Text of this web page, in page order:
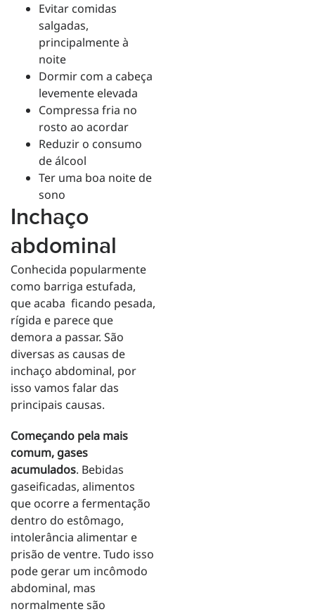
Evitar comidas
salgadas,
principalmente à
noite
Dormir com a cabeça
levemente elevada
Compressa fria no
rosto ao acordar
Reduzir o consumo
de álcool
Ter uma boa noite de
sono
Inchaço
abdominal
Conhecida popularmente
como barriga estufada,
que acaba ficando pesada,
rígida e parece que
demora a passar. São
diversas as causas de
inchaço abdominal, por
isso vamos falar das
principais causas.
Começando pela mais
comum, gases
acumulados. Bebidas
gaseificadas, alimentos
que ocorre a fermentação
dentro do estômago,
intolerância alimentar e
prisão de ventre. Tudo isso
pode gerar um incômodo
abdominal, mas
normalmente são